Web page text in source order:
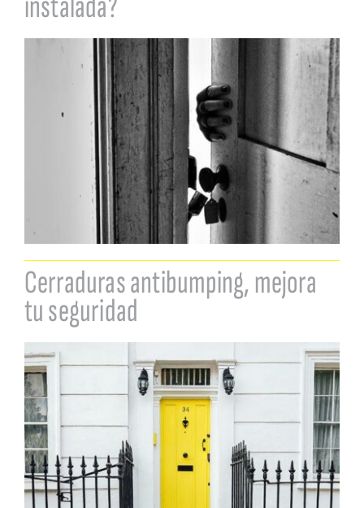
Cerraduras antibumping, mejora
tu seguridad